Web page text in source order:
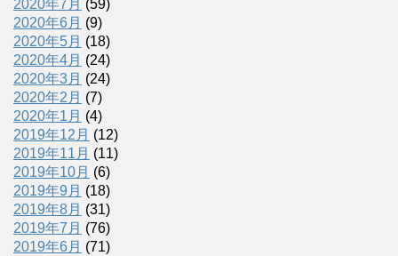
2020年7月 (59)
2020年6月 (9)
2020年5月 (18)
2020年4月 (24)
2020年3月 (24)
2020年2月 (7)
2020年1月 (4)
2019年12月 (12)
2019年11月 (11)
2019年10月 (6)
2019年9月 (18)
2019年8月 (31)
2019年7月 (76)
2019年6月 (71)